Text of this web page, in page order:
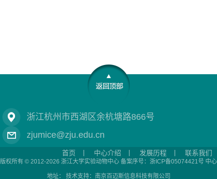
浙江杭州市西湖区余杭塘路866号
zjumice@zju.edu.cn
首页 中心介绍 发展历程 联系我们
版权所有 © 2012-2026 浙江大学实验动物中心 备案序号：浙ICP备05074421号 中心
地址： 技术支持： 南京百迈斯信息科技有限公司